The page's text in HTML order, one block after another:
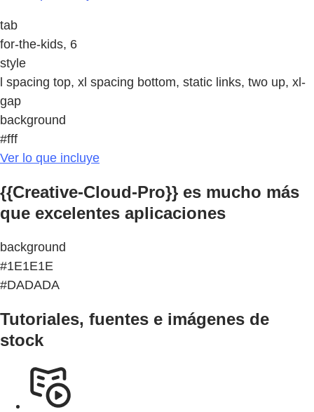
tab
for-the-kids, 6
style
l spacing top, xl spacing bottom, static links, two up, xl-
gap
background
#fff
Ver lo que incluye
{{Creative-Cloud-Pro}} es mucho más
que excelentes aplicaciones
background
#1E1E1E
#DADADA
Tutoriales, fuentes e imágenes de
stock